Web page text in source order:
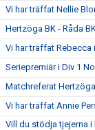
Vi har träffat Nellie
Hertzöga BK - Råda
Vi har träffat
Seriepremiär i Div 1
Matchreferat
Vi har träffat Annie
Vill du stödja tjejerna